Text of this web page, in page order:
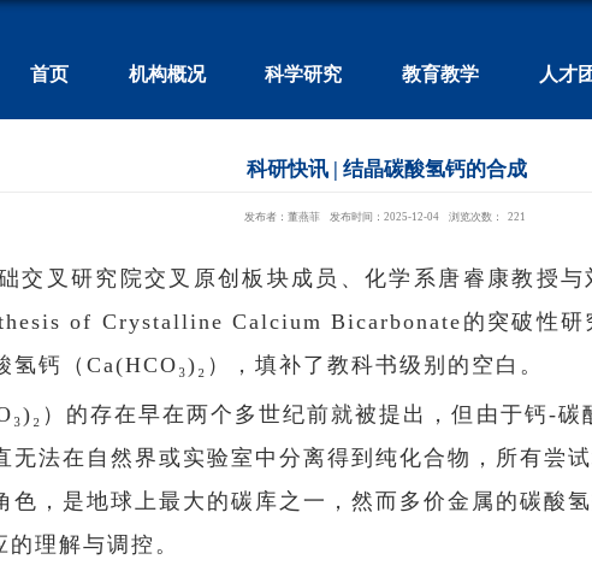
首页 机构概况 科学研究 教育教学 人才
科研快讯 | 结晶碳酸氢钙的合成
发布者：董燕菲 发布时间：2025-12-04 浏览次数： 221
交叉研究院交叉原创板块成员、化学系唐睿康教授
of Crystalline Calcium Bicarbonate的突破性
钙（Ca(HCO₃)₂），填补了教科书级别的空白。
）的存在早在两个多世纪前就被提出，但由于钙-
无法在自然界或实验室中分离得到纯化合物，所有尝
色，是地球上最大的碳库之一，然而多价金属的碳酸
理解与调控。